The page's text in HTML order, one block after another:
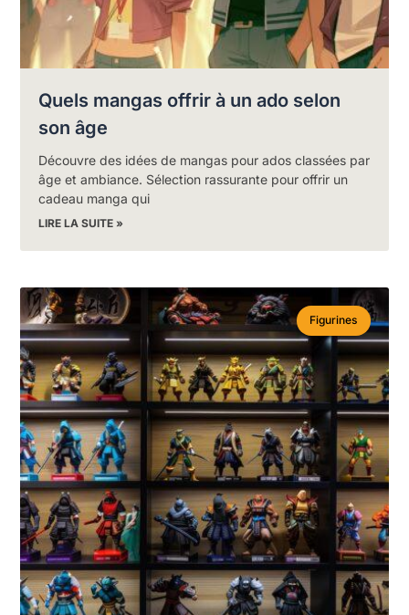
Quels mangas offrir à un ado selon
son âge
Découvre des idées de mangas pour ados classées par
âge et ambiance. Sélection rassurante pour offrir un
cadeau manga qui
LIRE LA SUITE »
Figurines